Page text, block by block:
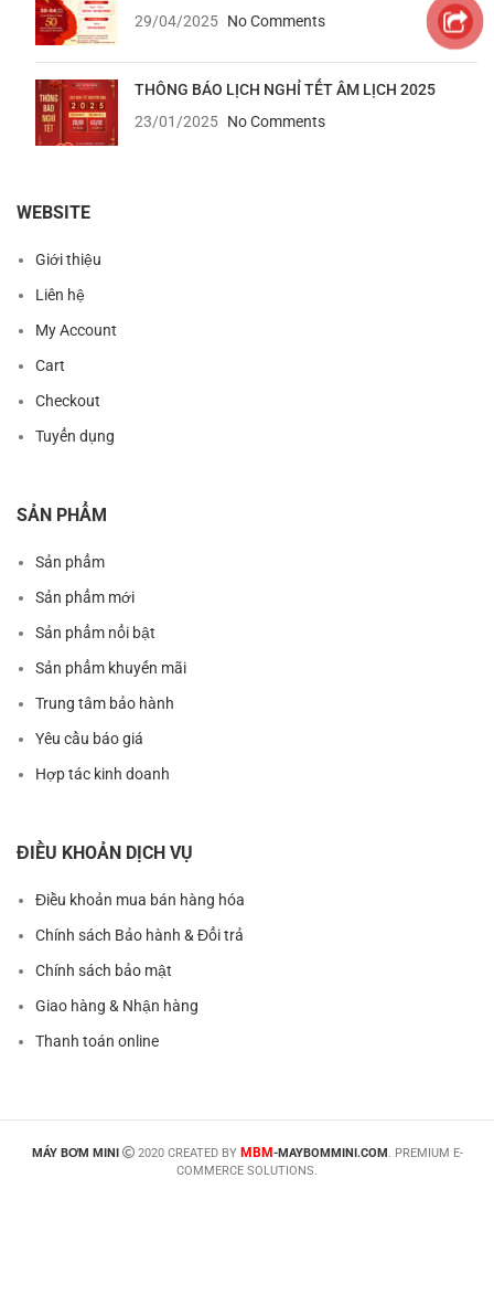
29/04/2025 No Comments
THÔNG BÁO LỊCH NGHỈ TẾT ÂM LỊCH 2025
23/01/2025 No Comments
WEBSITE
Giới thiệu
Liên hệ
My Account
Cart
Checkout
Tuyển dụng
SẢN PHẨM
Sản phẩm
Sản phẩm mới
Sản phẩm nổi bật
Sản phẩm khuyến mãi
Trung tâm bảo hành
Yêu cầu báo giá
Hợp tác kinh doanh
ĐIỀU KHOẢN DỊCH VỤ
Điều khoản mua bán hàng hóa
Chính sách Bảo hành & Đổi trả
Chính sách bảo mật
Giao hàng & Nhận hàng
Thanh toán online
MÁY BƠM MINI 2020 CREATED BY MBM-MAYBOMMINI.COM . PREMIUM E-
COMMERCE SOLUTIONS.